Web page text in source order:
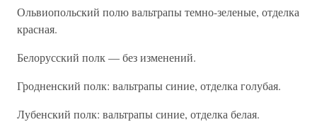
Ольвиопольский полю вальтрапы темно-зеленые, отделка
красная.
Белорусский полк — без изменений.
Гродненский полк: вальтрапы синие, отделка голубая.
Лубенский полк: вальтрапы синие, отделка белая.